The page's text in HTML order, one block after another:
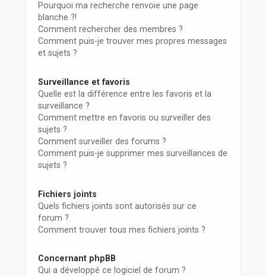
Pourquoi ma recherche renvoie une page
blanche ?!
Comment rechercher des membres ?
Comment puis-je trouver mes propres messages
et sujets ?
Surveillance et favoris
Quelle est la différence entre les favoris et la
surveillance ?
Comment mettre en favoris ou surveiller des
sujets ?
Comment surveiller des forums ?
Comment puis-je supprimer mes surveillances de
sujets ?
Fichiers joints
Quels fichiers joints sont autorisés sur ce
forum ?
Comment trouver tous mes fichiers joints ?
Concernant phpBB
Qui a développé ce logiciel de forum ?